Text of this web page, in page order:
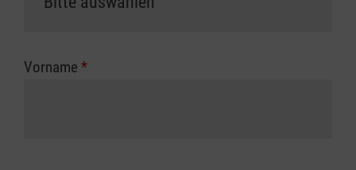
Die notwendigen Formulare für die
zuständigen Berufsgenossenschaft oder
Vorname *